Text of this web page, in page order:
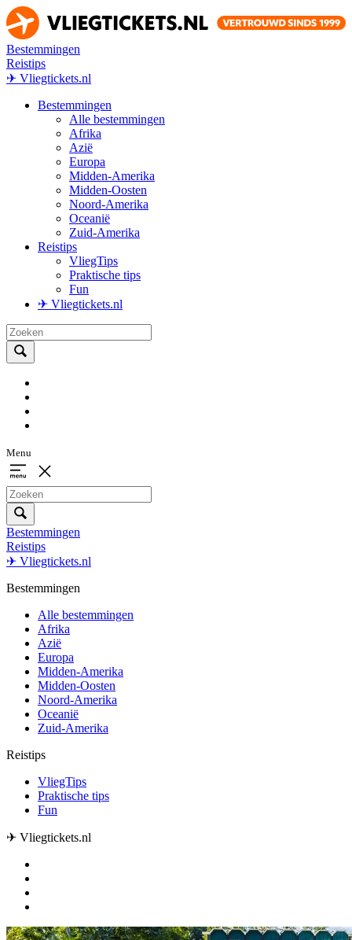
Bestemmingen
Reistips
✈ Vliegtickets.nl
Bestemmingen
Alle bestemmingen
Afrika
Azië
Europa
Midden-Amerika
Midden-Oosten
Noord-Amerika
Oceanië
Zuid-Amerika
Reistips
VliegTips
Praktische tips
Fun
✈ Vliegtickets.nl
Menu
Bestemmingen
Reistips
✈ Vliegtickets.nl
Bestemmingen
Alle bestemmingen
Afrika
Azië
Europa
Midden-Amerika
Midden-Oosten
Noord-Amerika
Oceanië
Zuid-Amerika
Reistips
VliegTips
Praktische tips
Fun
✈ Vliegtickets.nl